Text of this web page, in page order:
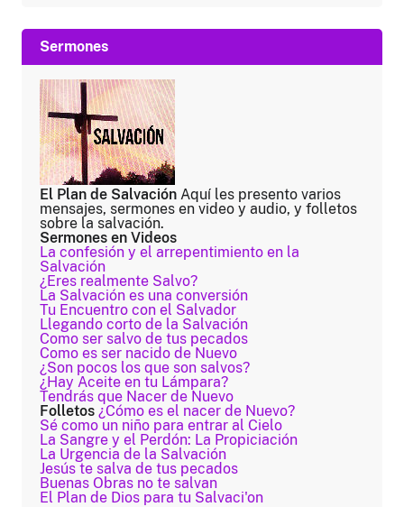
Sermones
El Plan de Salvación Aquí les presento varios
mensajes, sermones en video y audio, y folletos
sobre la salvación.
Sermones en Videos
La confesión y el arrepentimiento en la
Salvación
¿Eres realmente Salvo?
La Salvación es una conversión
Tu Encuentro con el Salvador
Llegando corto de la Salvación
Como ser salvo de tus pecados
Como es ser nacido de Nuevo
¿Son pocos los que son salvos?
¿Hay Aceite en tu Lámpara?
Tendrás que Nacer de Nuevo
Folletos ¿Cómo es el nacer de Nuevo?
Sé como un niño para entrar al Cielo
La Sangre y el Perdón: La Propiciación
La Urgencia de la Salvación
Jesús te salva de tus pecados
Buenas Obras no te salvan
El Plan de Dios para tu Salvaci'on